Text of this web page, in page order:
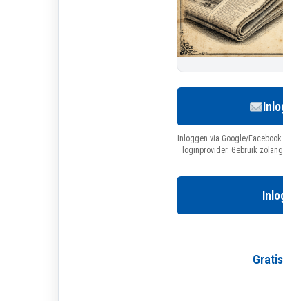
Inloggen via Google/
loginprovider. Gebruik